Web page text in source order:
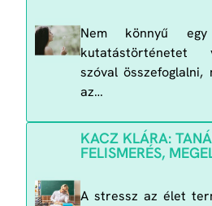
Nem könnyű
kutatástörténetet
szóval összefoglalni,
az…
KACZ KLÁRA:
FELISMERÉS,
A stressz az élet